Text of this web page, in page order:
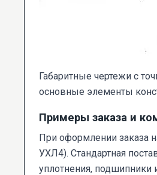
Габаритные чертежи с
основные элементы
Примеры заказа и
При оформлении заказа
УХЛ4). Стандартная
уплотнения, подшипники